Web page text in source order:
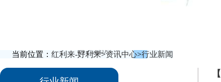
当前位置： 红利来-好利来>资讯中心>行业新闻